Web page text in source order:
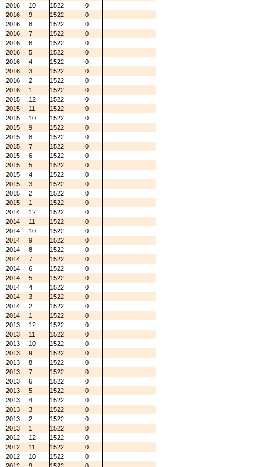
2016
10 1522
0
2016
9 1522
0
2016
8 1522
0
2016
7 1522
0
2016
6 1522
0
2016
5 1522
0
2016
4 1522
0
2016
3 1522
0
2016
2 1522
0
2016
1 1522
0
2015
12 1522
0
2015
11 1522
0
2015
10 1522
0
2015
9 1522
0
2015
8 1522
0
2015
7 1522
0
2015
6 1522
0
2015
5 1522
0
2015
4 1522
0
2015
3 1522
0
2015
2 1522
0
2015
1 1522
0
2014
12 1522
0
2014
11 1522
0
2014
10 1522
0
2014
9 1522
0
2014
8 1522
0
2014
7 1522
0
2014
6 1522
0
2014
5 1522
0
2014
4 1522
0
2014
3 1522
0
2014
2 1522
0
2014
1 1522
0
2013
12 1522
0
2013
11 1522
0
2013
10 1522
0
2013
9 1522
0
2013
8 1522
0
2013
7 1522
0
2013
6 1522
0
2013
5 1522
0
2013
4 1522
0
2013
3 1522
0
2013
2 1522
0
2013
1 1522
0
2012
12 1522
0
2012
11 1522
0
2012
10 1522
0